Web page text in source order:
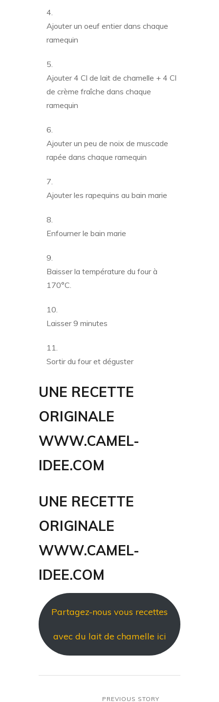
Ajouter un oeuf entier dans chaque
ramequin
Ajouter 4 Cl de lait de chamelle + 4 Cl
de crème fraîche dans chaque
ramequin
Ajouter un peu de noix de muscade
rapée dans chaque ramequin
Ajouter les rapequins au bain marie
Enfourner le bain marie
Baisser la température du four à
170°C.
Laisser 9 minutes
Sortir du four et déguster
UNE RECETTE
ORIGINALE
WWW.CAMEL-
IDEE.COM
UNE RECETTE
ORIGINALE
WWW.CAMEL-
IDEE.COM
Partagez-nous vous recettes
avec du lait de chamelle ici
PREVIOUS STORY